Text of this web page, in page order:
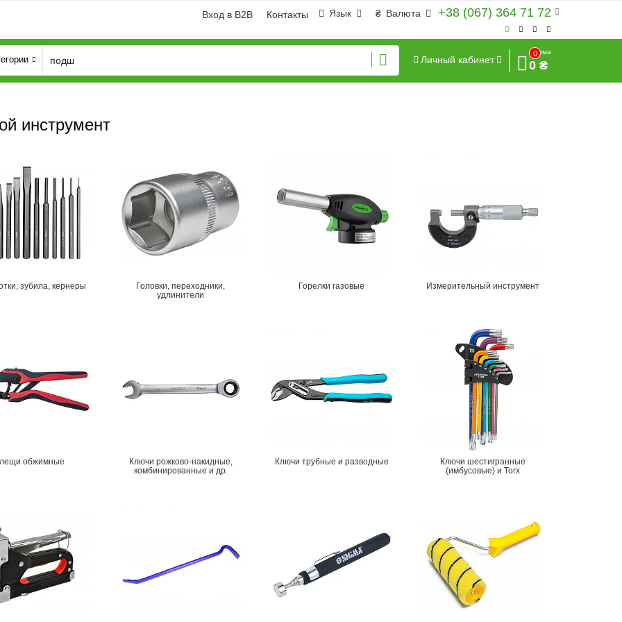
+38 (067) 364 71 72
₴ Валюта
Язык
Вход в B2B Контакты
Личный кабинет
0
Сумма
0 ₴
Генератори
инструмент
зубила, кернеры
Головки, переходники,
удлинители
Горелки газовые Измерительный инструмент
обжимные
Ключи рожково-накидные,
комбинированные и др.
Ключи трубные и разводные
Ключи шестигранные
(имбусовые) и Torx